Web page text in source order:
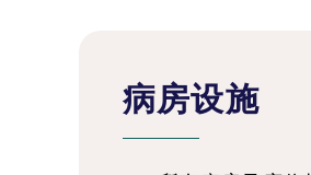
病房设施